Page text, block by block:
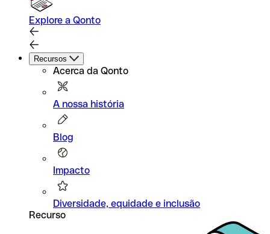
Explore a Qonto
Recursos
Acerca da Qonto
A nossa história
Blog
Impacto
Diversidade, equidade e inclusão
Recurso